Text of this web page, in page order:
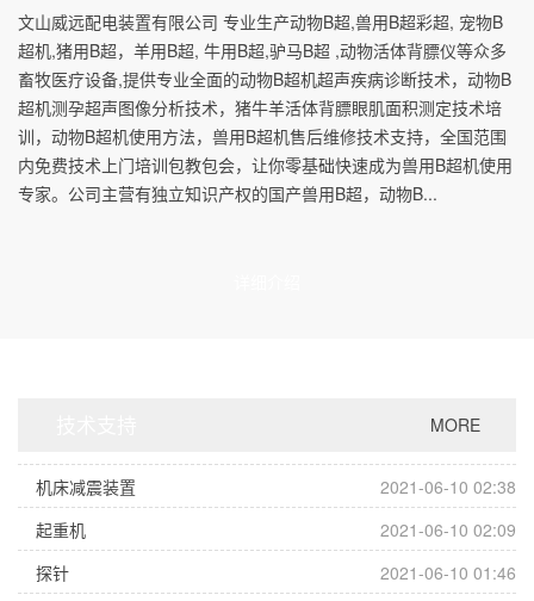
文山威远配电装置有限公司 专业生产动物B超,兽用B超彩超, 宠物B
超机,猪用B超，羊用B超, 牛用B超,驴马B超 ,动物活体背膘仪等众多
畜牧医疗设备,提供专业全面的动物B超机超声疾病诊断技术，动物B
超机测孕超声图像分析技术，猪牛羊活体背膘眼肌面积测定技术培
训，动物B超机使用方法，兽用B超机售后维修技术支持，全国范围
内免费技术上门培训包教包会，让你零基础快速成为兽用B超机使用
专家。公司主营有独立知识产权的国产兽用B超，动物B...
2021-06-10 02:38
机床减震装置
2021-06-10 02:09
起重机
2021-06-10 01:46
探针
MORE